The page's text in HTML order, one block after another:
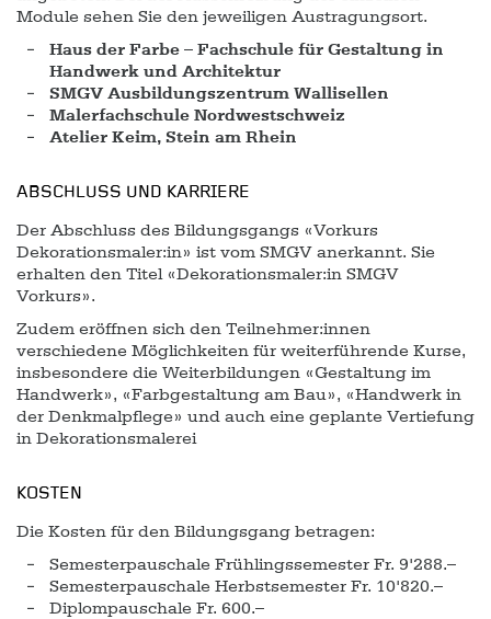
Module sehen Sie den jeweiligen Austragungsort.
Haus der Farbe – Fachschule für Gestaltung in
Handwerk und Architektur
SMGV Ausbildungszentrum Wallisellen
Malerfachschule Nordwestschweiz
Atelier Keim, Stein am Rhein
ABSCHLUSS UND KARRIERE
Der Abschluss des Bildungsgangs «Vorkurs
Dekorationsmaler:in» ist vom SMGV anerkannt. Sie
erhalten den Titel «Dekorationsmaler:in SMGV
Vorkurs».
Zudem eröffnen sich den Teilnehmer:innen
verschiedene Möglichkeiten für weiterführende Kurse,
insbesondere die Weiterbildungen «Gestaltung im
Handwerk», «Farbgestaltung am Bau», «Handwerk in
der Denkmalpflege» und auch eine geplante Vertiefung
in Dekorationsmalerei
KOSTEN
Die Kosten für den Bildungsgang betragen:
Semesterpauschale Frühlingssemester Fr. 9'288.–
Semesterpauschale Herbstsemester Fr. 10'820.–
Diplompauschale Fr. 600.–